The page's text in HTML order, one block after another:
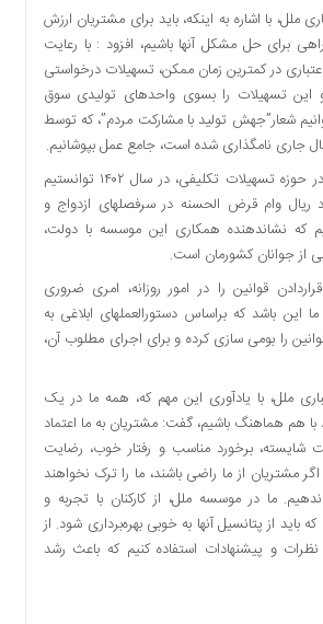
ملل، با اشاره به اینکه، باید برای مشتریان ارزش
برای حل مشکل آنها باشیم، افزود : با رعایت
در کمترین زمان ممکن، تسهیلات درخواستی
این تسهیلات را بسوی واحدهای تولیدی سوق
شعار”جهش تولید با مشارکت مردم”، که توسط
جاری نامگذاری شده است، جامع عمل بپوشانیم.
وی افزود: به حمدالله، در حوزه تسهیلات تکلیفی، در سال ۱۴۰۲ توانستیم
میلیارد ریال وام قرض الحسنه در سرفصلهای ازدواج و
که نشاندهنده همکاری این موسسه با دولت،
از جوانان کشورمان است.
قوانین را در امور روزانه، امری ضروری
باشد که براساس دستورالعملهای ابلاغی به
را بومی سازی کرده و برای اجرای مطلوب آن،
ملل، با یادآوری این مهم که، همه ما در یک
هم هماهنگ باشیم، گفت: مشتریان به ما اعتماد
شایسته، برخورد مناسب و رفتار خوب، رضایت
مشتریان از ما راضی باشند، ما را ترک نخواهند
ما در موسسه ملل، از کارکنان با تجربه و
باید از پتانسیل آنها به خوبی بهره‌برداری شود. از
نظرات و پیشنهادات استفاده کنیم که باعث رشد